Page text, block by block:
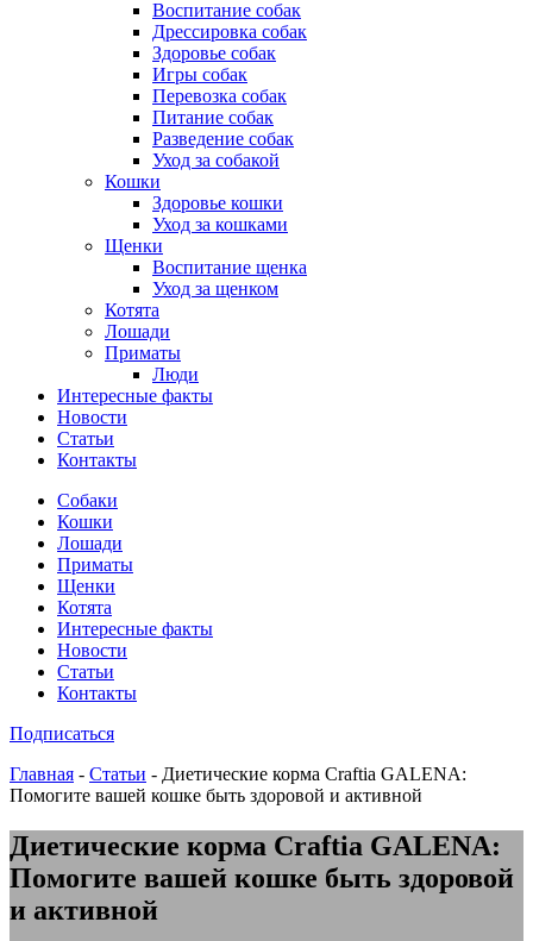
Воспитание собак
Дрессировка собак
Здоровье собак
Игры собак
Перевозка собак
Питание собак
Разведение собак
Уход за собакой
Кошки
Здоровье кошки
Уход за кошками
Щенки
Воспитание щенка
Уход за щенком
Котята
Лошади
Приматы
Люди
Интересные факты
Новости
Статьи
Контакты
Собаки
Кошки
Лошади
Приматы
Щенки
Котята
Интересные факты
Новости
Статьи
Контакты
Подписаться
Главная - Статьи - Диетические корма Craftia GALENA:
Помогите вашей кошке быть здоровой и активной
Диетические корма Craftia GALENA:
Помогите вашей кошке быть здоровой
и активной